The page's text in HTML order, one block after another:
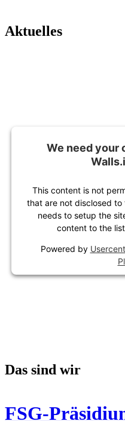
Aktuelles
We need your
This content is not
that are not disclosed to
needs to setup the
content to the
Powered by
Das sind wir
FSG-